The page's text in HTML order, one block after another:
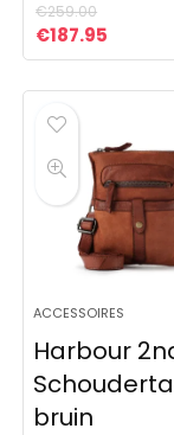
€259.00
€187.95
ACCESSOIRES
Harbour
bruin